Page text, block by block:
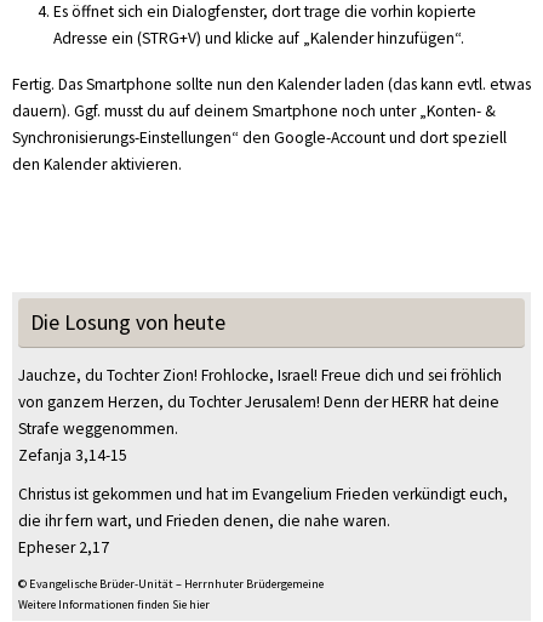
Es öffnet sich ein Dialogfenster, dort trage die vorhin kopierte
Adresse ein (STRG+V) und klicke auf „Kalender hinzufügen“.
Fertig. Das Smartphone sollte nun den Kalender laden (das kann evtl. etwas
dauern). Ggf. musst du auf deinem Smartphone noch unter „Konten- &
Synchronisierungs-Einstellungen“ den Google-Account und dort speziell
den Kalender aktivieren.
Die Losung von heute
Jauchze, du Tochter Zion! Frohlocke, Israel! Freue dich und sei fröhlich
von ganzem Herzen, du Tochter Jerusalem! Denn der HERR hat deine
Strafe weggenommen.
Zefanja 3,14-15
Christus ist gekommen und hat im Evangelium Frieden verkündigt euch,
die ihr fern wart, und Frieden denen, die nahe waren.
Epheser 2,17
© Evangelische Brüder-Unität – Herrnhuter Brüdergemeine
Weitere Informationen finden Sie hier